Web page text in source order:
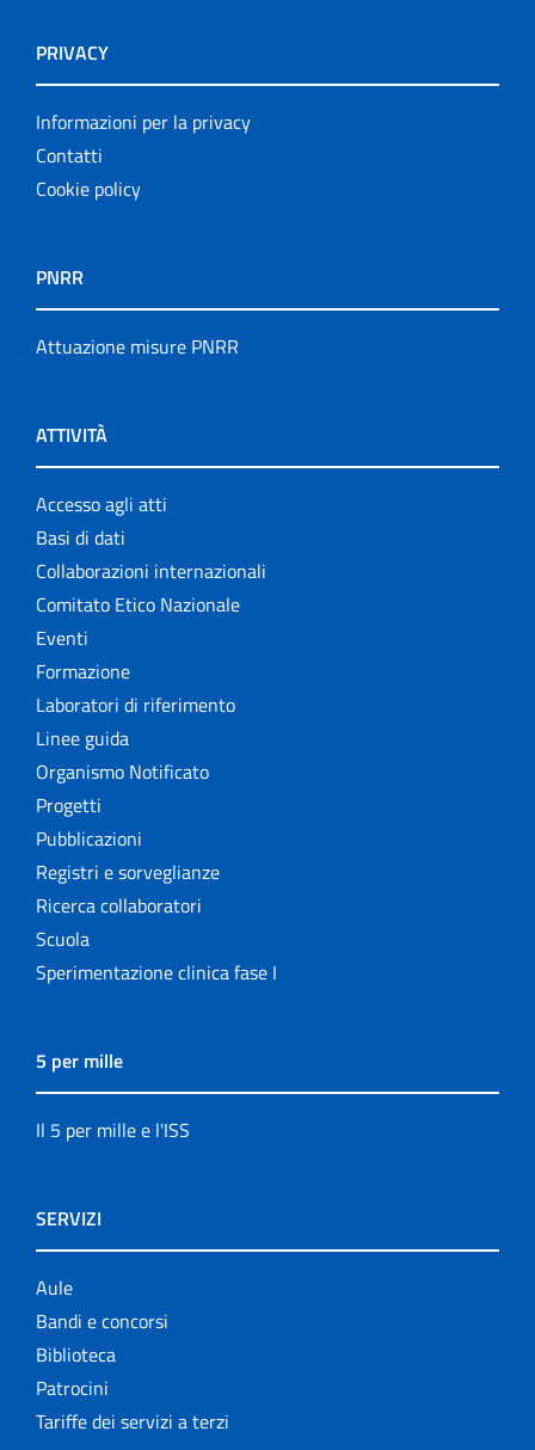
PRIVACY
Informazioni per la privacy
Contatti
Cookie policy
PNRR
Attuazione misure PNRR
ATTIVITÀ
Accesso agli atti
Basi di dati
Collaborazioni internazionali
Comitato Etico Nazionale
Eventi
Formazione
Laboratori di riferimento
Linee guida
Organismo Notificato
Progetti
Pubblicazioni
Registri e sorveglianze
Ricerca collaboratori
Scuola
Sperimentazione clinica fase I
5 per mille
Il 5 per mille e l'ISS
SERVIZI
Aule
Bandi e concorsi
Biblioteca
Patrocini
Tariffe dei servizi a terzi